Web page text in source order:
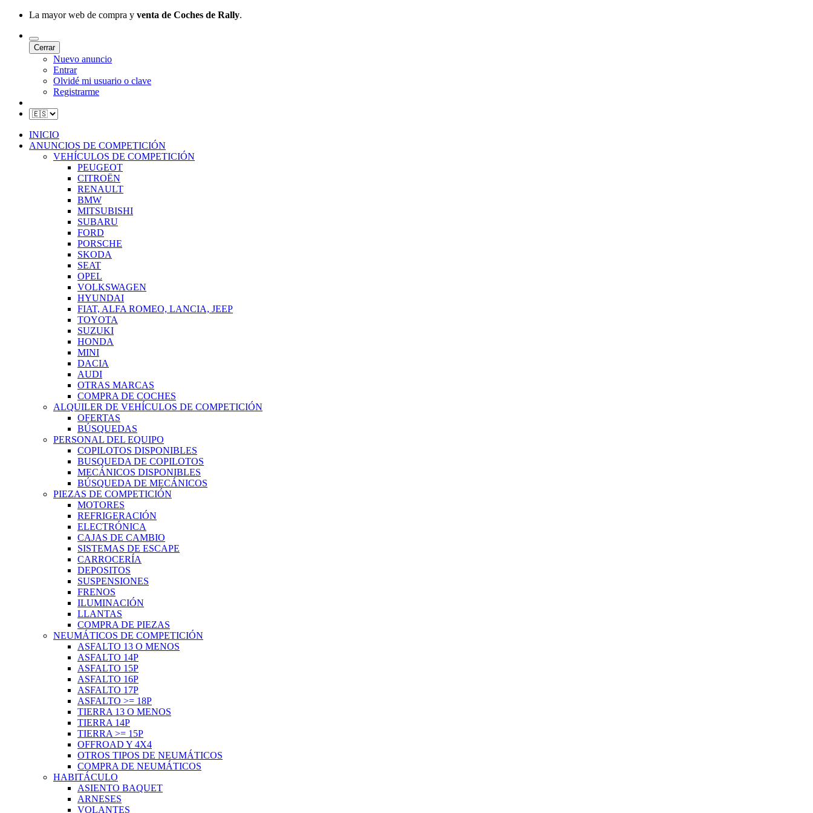
La mayor web de compra y venta de Coches de Rally.
Cerrar
Nuevo anuncio
Entrar
Olvidé mi usuario o clave
Registrarme
INICIO
ANUNCIOS DE COMPETICIÓN
VEHÍCULOS DE COMPETICIÓN
PEUGEOT
CITROËN
RENAULT
BMW
MITSUBISHI
SUBARU
FORD
PORSCHE
SKODA
SEAT
OPEL
VOLKSWAGEN
HYUNDAI
FIAT, ALFA ROMEO, LANCIA, JEEP
TOYOTA
SUZUKI
HONDA
MINI
DACIA
AUDI
OTRAS MARCAS
COMPRA DE COCHES
ALQUILER DE VEHÍCULOS DE COMPETICIÓN
OFERTAS
BÚSQUEDAS
PERSONAL DEL EQUIPO
COPILOTOS DISPONIBLES
BUSQUEDA DE COPILOTOS
MECÁNICOS DISPONIBLES
BÚSQUEDA DE MECÁNICOS
PIEZAS DE COMPETICIÓN
MOTORES
REFRIGERACIÓN
ELECTRÓNICA
CAJAS DE CAMBIO
SISTEMAS DE ESCAPE
CARROCERÍA
DEPOSITOS
SUSPENSIONES
FRENOS
ILUMINACIÓN
LLANTAS
COMPRA DE PIEZAS
NEUMÁTICOS DE COMPETICIÓN
ASFALTO 13 O MENOS
ASFALTO 14P
ASFALTO 15P
ASFALTO 16P
ASFALTO 17P
ASFALTO >= 18P
TIERRA 13 O MENOS
TIERRA 14P
TIERRA >= 15P
OFFROAD Y 4X4
OTROS TIPOS DE NEUMÁTICOS
COMPRA DE NEUMÁTICOS
HABITÁCULO
ASIENTO BAQUET
ARNESES
VOLANTES